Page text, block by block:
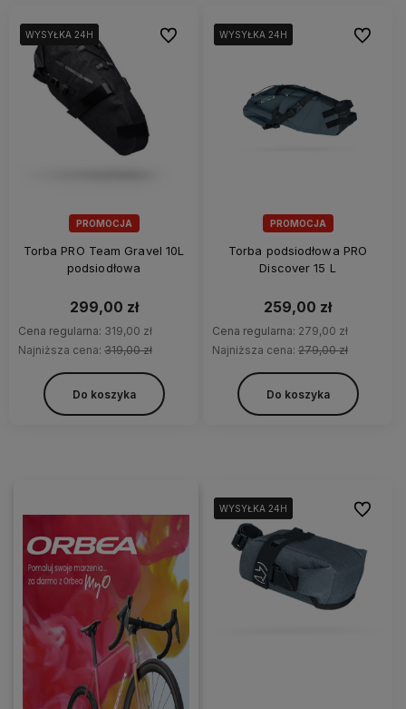
PROMOCJA
WYSYŁKA 24H
WYSYŁKA 24H
Torba PRO Team Gravel 10L
podsiodłowa
299,00 zł
Cena regularna: 319,00 zł
Najniższa cena: 319,00 zł
Do koszyka
Do ulubionych
PROMOCJA
WYSYŁKA 24H
WYSYŁKA 24H
WYSYŁKA 24H
Torba podsiodłowa PRO
Discover 15 L
259,00 zł
Cena regularna: 279,00 zł
Najniższa cena: 279,00 zł
Do koszyka
Do
WYSYŁKA 24H
WYSYŁKA 24H
WYSYŁKA 24H Do